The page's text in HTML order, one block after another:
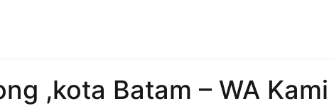
,kota Batam – WA